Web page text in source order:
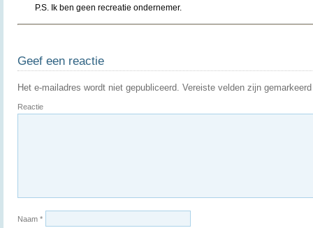
P.S. Ik ben geen recreatie ondernemer.
Geef een reactie
Het e-mailadres wordt niet gepubliceerd. Vereiste velden zijn
Reactie
Naam *